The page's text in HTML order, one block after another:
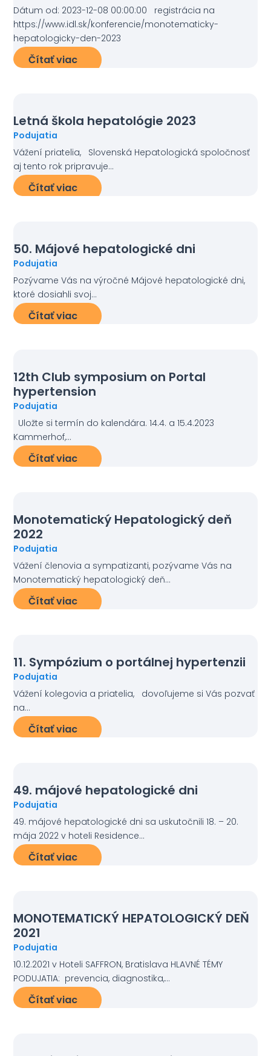
Dátum od: 2023-12-08 00:00:00 registrácia na
https://www.idl.sk/konferencie/monotematicky-
hepatologicky-den-2023
Čítať viac
Letná škola hepatológie 2023
Podujatia
Vážení priatelia, Slovenská Hepatologická spoločnosť
aj tento rok pripravuje...
Čítať viac
50. Májové hepatologické dni
Podujatia
Pozývame Vás na výročné Májové hepatologické dni,
ktoré dosiahli svoj...
Čítať viac
12th Club symposium on Portal
hypertension
Podujatia
Uložte si termín do kalendára. 14.4. a 15.4.2023
Kammerhof,...
Čítať viac
Monotematický Hepatologický deň
2022
Podujatia
Vážení členovia a sympatizanti, pozývame Vás na
Monotematický hepatologický deň...
Čítať viac
11. Sympózium o portálnej hypertenzii
Podujatia
Vážení kolegovia a priatelia, dovoľujeme si Vás pozvať
na...
Čítať viac
49. májové hepatologické dni
Podujatia
49. májové hepatologické dni sa uskutočnili 18. – 20.
mája 2022 v hoteli Residence...
Čítať viac
MONOTEMATICKÝ HEPATOLOGICKÝ DEŇ
2021
Podujatia
10.12.2021 v Hoteli SAFFRON, Bratislava HLAVNÉ TÉMY
PODUJATIA: prevencia, diagnostika,...
Čítať viac